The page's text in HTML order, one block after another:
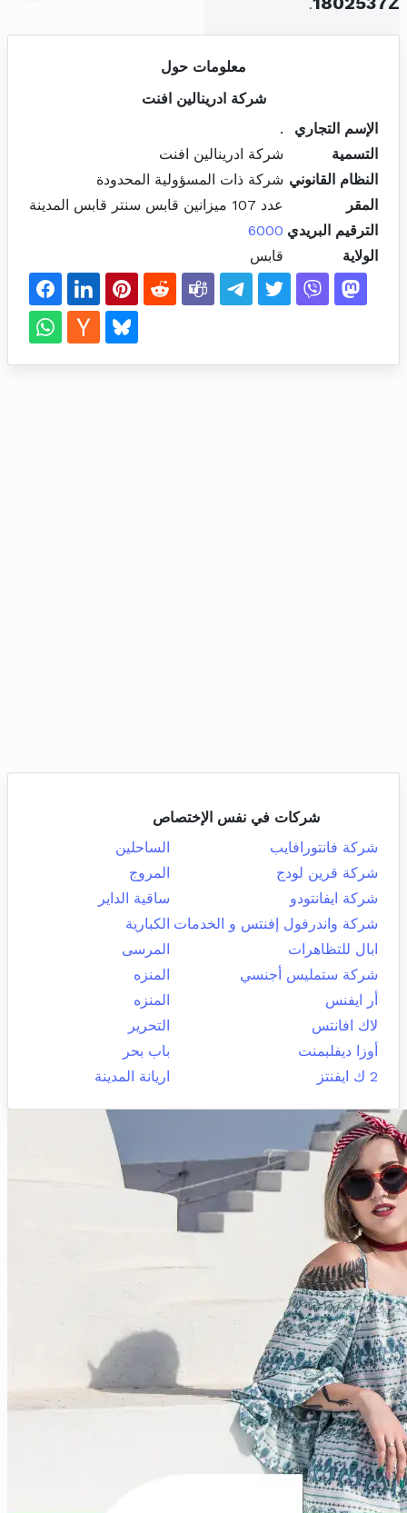
معلومات حول
شركة ادرينالين افنت
الإسم التجاري
.
التسمية
شركة ادرينالين افنت
النظام القانوني شركة ذات المسؤولية المحدودة
المقر
عدد 107 ميزانين قابس سنتر قابس المدينة
الترقيم البريدي 6000
الولاية
قابس
شركات في نفس الإختصاص
شركة فانتورافايب
الساحلين
شركة قرين لودج
المروج
شركة ايفانتودو
ساقية الداير
شركة واندرفول إفنتس و الخدمات الكبارية
ابال للتظاهرات
المرسى
شركة ستمليس أجنسي
المنزه
أر ايفنس
المنزه
لاك افانتس
التحرير
أوزا ديفلبمنت
باب بحر
2 ك ايفنتز
اريانة المدينة